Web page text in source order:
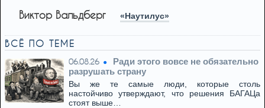
Виктор Вальдберг «Наутилус»
ВСЁ ПО ТЕМЕ
06.08.26
Ради этого вовсе не обязательно
разрушать страну
Вы же те самые люди, которые столь
настойчиво утверждают, что решения БАГАЦа
стоят выше…